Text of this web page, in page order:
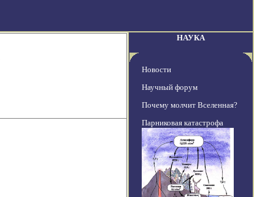
НАУКА
Новости
Научный форум
Почему молчит Вселенная?
Парниковая катастрофа